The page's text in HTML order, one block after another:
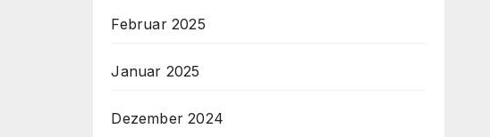
Februar 2025
Januar 2025
Dezember 2024